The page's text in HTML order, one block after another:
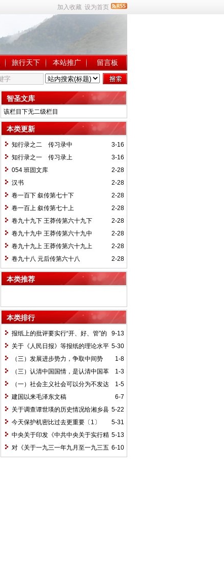
加入收藏 设为首页
旅行天下 本站推广 留言板
智圣文库
该栏目下无二级栏目
本类更新
3-16
知行录之二 传习录中
3-16
知行录之一 传习录上
2-28
054 班固文库
2-28
汉书
2-28
卷一百下 叙传第七十下
2-28
卷一百上 叙传第七十上
2-28
卷九十九下 王莽传第六十九下
2-28
卷九十九中 王莽传第六十九中
2-28
卷九十九上 王莽传第六十九上
2-28
卷九十八 元后传第六十八
本类推荐
本类排行
9-13
报纸上的批评要实行“开、好、管”的
方针*
5-30
关于《人民日报》等报纸的理论水平
的批语〔1〕
1-8
（三）发展进步势力，争取中间势
力，孤立顽固势力
1-3
（三）认清中国国情，是认清中国革
命一切问题的基本依据
1-5
（一）社会主义社会可以分为不发达
和比较发达两个阶段
6-7
建国以来毛泽东文稿
5-22
关于调查谭世瑛的历史情况给湘乡县
委的信和给谭世瑛的复信
5-31
今天保护机密比过去更重要〔1〕
5-13
中央关于印发《中共中央关于实行精
兵简政、增产节约、反对贪污、反对浪费
和反对官僚主义的决定》的通知和毛泽东
6-10
对《关于一九三一年九月至一九三五